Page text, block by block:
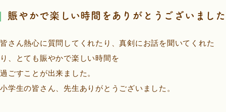
賑やかで楽しい時間をありがとうございました
皆さん熱心に質問してくれたり、真剣にお話を聞いてくれた
り、とても賑やかで楽しい時間を
過ごすことが出来ました。
小学生の皆さん、先生ありがとうございました。